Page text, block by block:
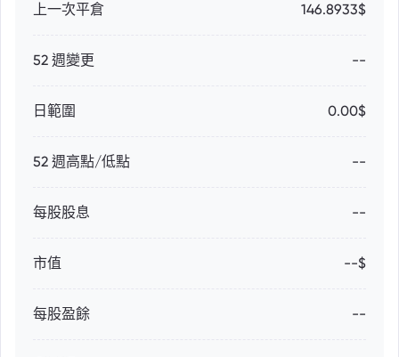
上一次平倉 146.8933$
52 週變更 --
日範圍 0.00$
52 週高點/低點 --
每股股息 --
市值 --$
每股盈餘 --